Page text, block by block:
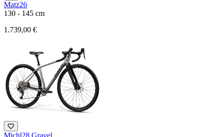
Matz26
130 - 145 cm
1.739,00 €